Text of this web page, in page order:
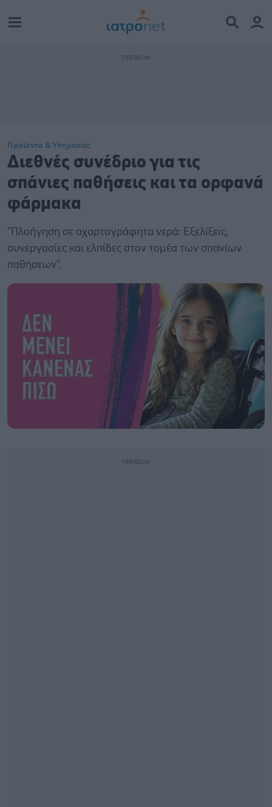
Προϊόντα & Υπηρεσίες
Διεθνές συνέδριο για τις
σπάνιες παθήσεις και τα ορφανά
φάρμακα
''Πλοήγηση σε αχαρτογράφητα νερά: Εξελίξεις,
συνεργασίες και ελπίδες στον τομέα των σπανίων
παθήσεων''.